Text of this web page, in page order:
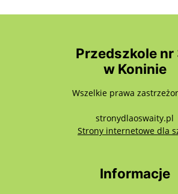
Przedszkole nr
w Koninie
Wszelkie prawa
stronydlaoswaity.pl
Strony internetowe dla
Informacje